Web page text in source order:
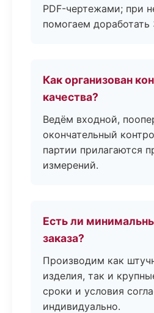
PDF-чертежами; при
помогаем
Как организован
качества?
Ведём входной,
окончательный
партии прилагаются
измерений.
Есть ли
заказа?
Производим как
изделия, так и
сроки и условия
индивидуально.